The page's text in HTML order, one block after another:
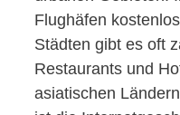
Flughäfen
Städten gibt es oft
Restaurants und
asiatischen